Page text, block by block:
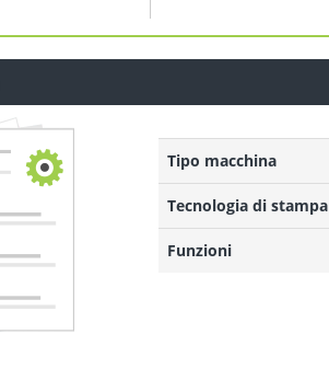
Tipo macchina
Tecnologia di stampa
Funzioni